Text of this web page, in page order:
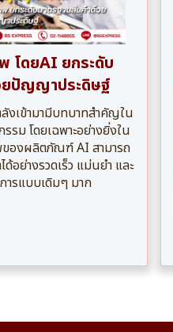
โดยAI ยกระดับ
ยปัญญาประดิษฐ์
เข้ามามีบทบาทสำคัญใน
รม โดยเฉพาะอย่างยิ่งใน
องผลิตภัณฑ์ AI สามารถ
อย่างรวดเร็ว แม่นยำ และ
ารแบบเดิมๆ มาก